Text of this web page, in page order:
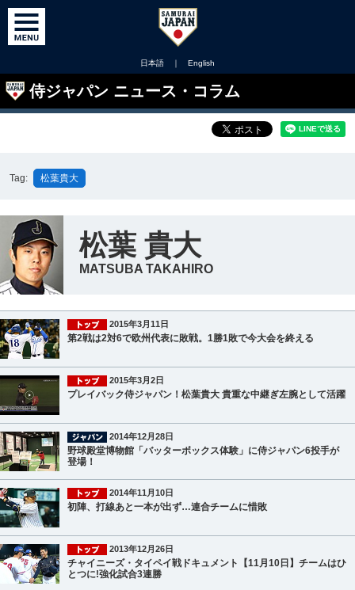
日本語 ｜ English
侍ジャパン ニュース・コラム
Tag: 松葉貴大
松葉 貴大
MATSUBA TAKAHIRO
2015年3月11日
第2戦は2対6で欧州代表に敗戦。1勝1敗で今大会を終える
2015年3月2日
プレイバック侍ジャパン！松葉貴大 貴重な中継ぎ左腕として活躍
2014年12月28日
野球殿堂博物館「バッターボックス体験」に侍ジャパン6投手が
登場！
2014年11月10日
初陣、打線あと一本が出ず…連合チームに惜敗
2013年12月26日
チャイニーズ・タイペイ戦ドキュメント【11月10日】チームはひ
とつに!強化試合3連勝